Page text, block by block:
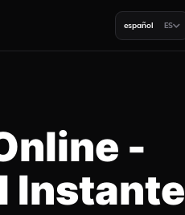
español ES
-
Instante